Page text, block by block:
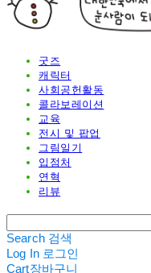
굿즈
캐릭터
사회공헌활동
콜라보레이션
교육
전시 및 팝업
그림일기
입점처
연혁
리뷰
Search 검색
Log In 로그인
Cart장바구니